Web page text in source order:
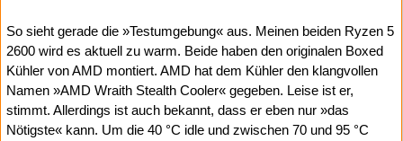
So sieht gerade die »Testumgebung« aus. Meinen beiden Ryzen 5
2600 wird es aktuell zu warm. Beide haben den originalen Boxed
Kühler von AMD montiert. AMD hat dem Kühler den klangvollen
Namen »AMD Wraith Stealth Cooler« gegeben. Leise ist er,
stimmt. Allerdings ist auch bekannt, dass er eben nur »das
Nötigste« kann. Um die 40 °C idle und zwischen 70 und 95 °C